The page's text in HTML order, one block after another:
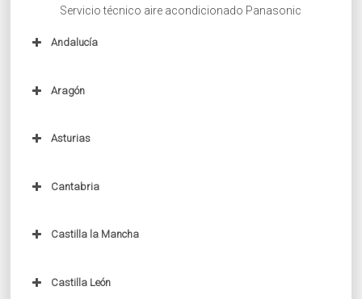
Servicio técnico aire acondicionado Panasonic
Andalucía
Aragón
Asturias
Cantabria
Castilla la Mancha
Castilla León